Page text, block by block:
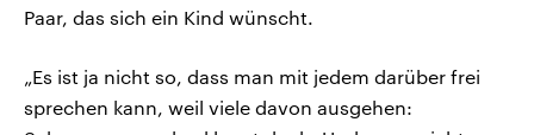
Paar, das sich ein Kind wünscht.
„Es ist ja nicht so, dass man mit jedem darüber frei
sprechen kann, weil viele davon ausgehen: